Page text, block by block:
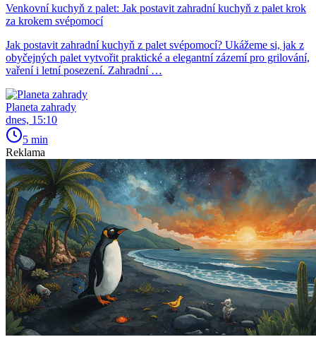
Venkovní kuchyň z palet: Jak postavit zahradní kuchyň z palet krok
za krokem svépomocí
Jak postavit zahradní kuchyň z palet svépomocí? Ukážeme si, jak z
obyčejných palet vytvořit praktické a elegantní zázemí pro grilování,
vaření i letní posezení. Zahradní …
Planeta zahrady
dnes, 15:10
5 min
Reklama